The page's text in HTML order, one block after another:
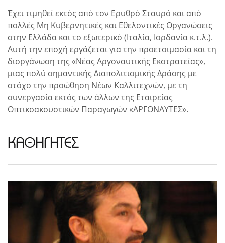
Έχει τιμηθεί εκτός από τον Ερυθρό Σταυρό και από
πολλές Μη Κυβερνητικές και Εθελοντικές Οργανώσεις
στην Ελλάδα και το εξωτερικό (Ιταλία, Ιορδανία κ.τ.λ.).
Αυτή την εποχή εργάζεται για την προετοιμασία και τη
διοργάνωση της «Νέας Αργοναυτικής Εκστρατείας»,
μιας πολύ σημαντικής Διαπολιτισμικής Δράσης με
στόχο την προώθηση Νέων Καλλιτεχνών, με τη
συνεργασία εκτός των άλλων της Εταιρείας
Οπτικοακουστικών Παραγωγών «ΑΡΓΟΝΑΥΤΕΣ».
ΚΑΘΗΓΗΤΕΣ